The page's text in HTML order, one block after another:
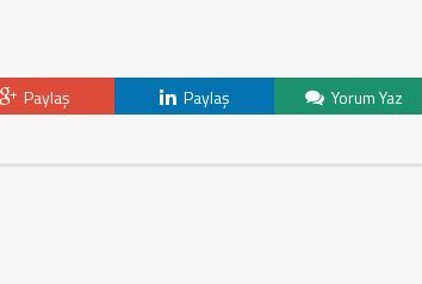
Paylaş Paylaş Yorum Yaz